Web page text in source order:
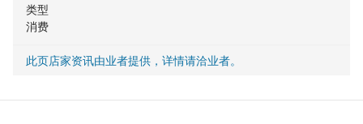
类型
消费
此页店家资讯由业者提供，详情请洽业者。